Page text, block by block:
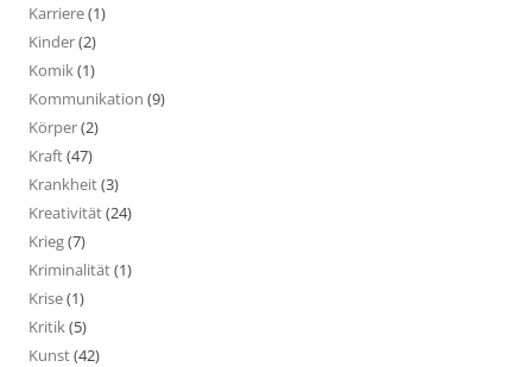
Karriere(1)
Kinder(2)
Komik(1)
Kommunikation (9)
Körper(2)
Kraft(47)
Krankheit(3)
Kreativität(24)
Krieg(7)
Kriminalität(1)
Krise(1)
Kritik(5)
Kunst(42)